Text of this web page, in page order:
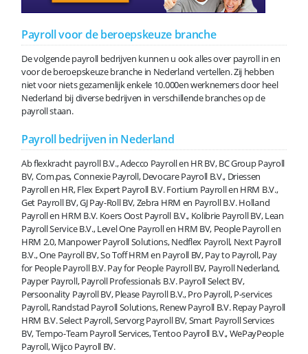
Payroll voor de beroepskeuze branche
De volgende payroll bedrijven kunnen u ook alles over payroll in en
voor de beroepskeuze branche in Nederland vertellen. Zij hebben
niet voor niets gezamenlijk enkele 10.000en werknemers door heel
Nederland bij diverse bedrijven in verschillende branches op de
payroll staan.
Payroll bedrijven in Nederland
Ab flexkracht payroll B.V., Adecco Payroll en HR BV, BC Group Payroll
BV, Com.pas, Connexie Payroll, Devocare Payroll B.V., Driessen
Payroll en HR, Flex Expert Payroll B.V. Fortium Payroll en HRM B.V.,
Get Payroll BV, GJ Pay-Roll BV, Zebra HRM en Payroll B.V. Holland
Payroll en HRM B.V. Koers Oost Payroll B.V., Kolibrie Payroll BV, Lean
Payroll Service B.V., Level One Payroll en HRM BV, People Payroll en
HRM 2.0, Manpower Payroll Solutions, Nedflex Payroll, Next Payroll
B.V., One Payroll BV, So Toff HRM en Payroll BV, Pay to Payroll, Pay
for People Payroll B.V. Pay for People Payroll BV, Payroll Nederland,
Payper Payroll, Payroll Professionals B.V. Payroll Select BV,
Persoonality Payroll BV, Please Payroll B.V., Pro Payroll, P-services
Payroll, Randstad Payroll Solutions, Renew Payroll B.V. Repay Payroll
HRM B.V. Select Payroll, Servorg Payroll BV, Smart Payroll Services
BV, Tempo-Team Payroll Services, Tentoo Payroll B.V., WePayPeople
Payroll, Wijco Payroll BV.